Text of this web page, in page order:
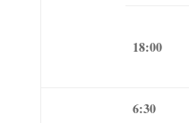
18:00
6:30